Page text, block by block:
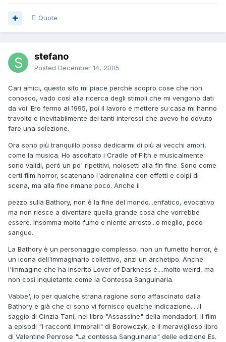
Quote
stefano
Posted December 14, 2005
Cari amici, questo sito mi piace perchè scopro cose che non
conosco, vado così alla ricerca degli stimoli che mi vengono dati
da voi. Ero fermo al 1995, poi il lavoro e mettere su casa mi hanno
travolto e inevitabilmente dei tanti interessi che avevo ho dovuto
fare una selezione.
Ora sono più tranquillo posso dedicarmi di più ai vecchi amori,
come la musica. Ho ascoltato i Cradle of Filth e musicalmente
sono validi, però un po' ripetitivi, noiosetti alla fin fine. Sono come
certi film horror, scatenano l'adrenalina con effetti e colpi di
scena, ma alla fine rimane poco. Anche il
pezzo sulla Bathory, non è la fine del mondo...enfatico, evocativo
ma non riesce a diventare quella grande cosa che vorrebbe
essere. Insomma molto fumo e niente arrosto...o meglio, poco
sangue.
La Bathory è un personaggio complesso, non un fumetto horror, è
un icona dell'immaginario collettivo, anzi un archetipo. Anche
l'immagine che ha inserito Lover of Darkness è....molto weird, ma
non così inquietante come la Contessa Sanguinaria.
Vabbe', io per qualche strana ragione sono affascinato dalla
Bathory e già che ci sono vi fornisco qualche indicazione.....Il
saggio di Cinzia Tani, nel libro "Assassine" della mondadori, il film
a episodi "I racconti Immorali" di Borowczyk, e il meraviglioso libro
di Valentine Penrose "La contessa Sanguinaria" delle edizione Es.